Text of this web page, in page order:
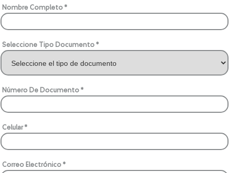
Nombre Completo *
Seleccione Tipo Documento *
Número De Documento *
Celular *
Correo Electrónico *